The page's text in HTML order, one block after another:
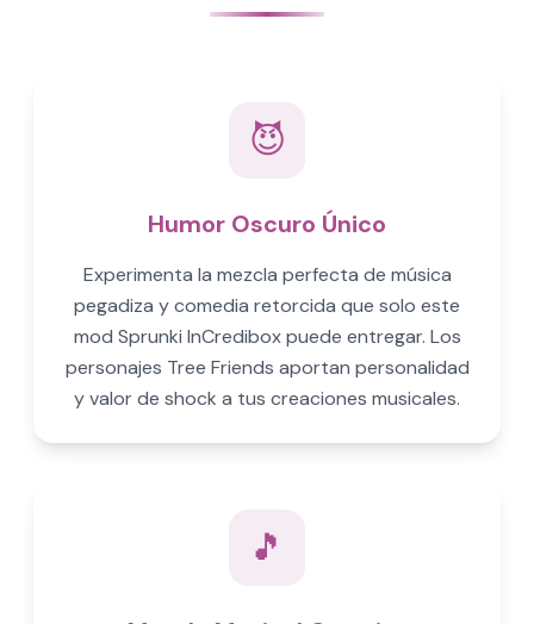
😈
Humor Oscuro Único
Experimenta la mezcla perfecta de música
pegadiza y comedia retorcida que solo este
mod Sprunki InCredibox puede entregar. Los
personajes Tree Friends aportan personalidad
y valor de shock a tus creaciones musicales.
🎵